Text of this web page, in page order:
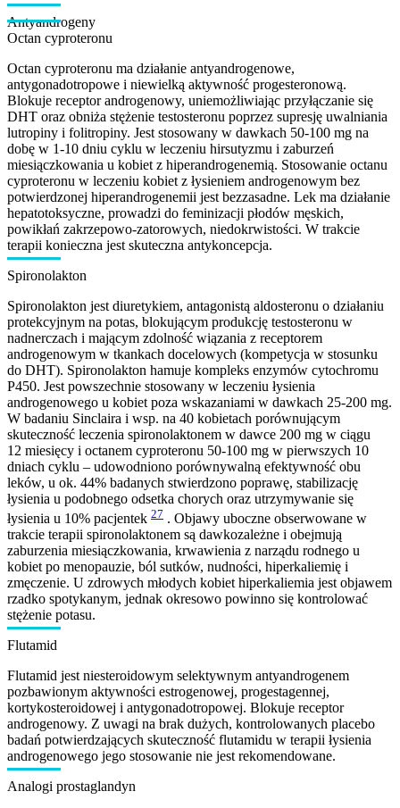
Antyandrogeny
Octan cyproteronu
Octan cyproteronu ma działanie antyandrogenowe,
antygonadotropowe i niewielką aktywność progesteronową.
Blokuje receptor androgenowy, uniemożliwiając przyłączanie się
DHT oraz obniża stężenie testosteronu poprzez supresję uwalniania
lutropiny i folitropiny. Jest stosowany w dawkach 50-100 mg na
dobę w 1-10 dniu cyklu w leczeniu hirsutyzmu i zaburzeń
miesiączkowania u kobiet z hiperandrogenemią. Stosowanie octanu
cyproteronu w leczeniu kobiet z łysieniem androgenowym bez
potwierdzonej hiperandrogenemii jest bezzasadne. Lek ma działanie
hepatotoksyczne, prowadzi do feminizacji płodów męskich,
powikłań zakrzepowo-zatorowych, niedokrwistości. W trakcie
terapii konieczna jest skuteczna antykoncepcja.
Spironolakton
Spironolakton jest diuretykiem, antagonistą aldosteronu o działaniu
protekcyjnym na potas, blokującym produkcję testosteronu w
nadnerczach i mającym zdolność wiązania z receptorem
androgenowym w tkankach docelowych (kompetycja w stosunku
do DHT). Spironolakton hamuje kompleks enzymów cytochromu
P450. Jest powszechnie stosowany w leczeniu łysienia
androgenowego u kobiet poza wskazaniami w dawkach 25-200 mg.
W badaniu Sinclaira i wsp. na 40 kobietach porównującym
skuteczność leczenia spironolaktonem w dawce 200 mg w ciągu
12 miesięcy i octanem cyproteronu 50-100 mg w pierwszych 10
dniach cyklu – udowodniono porównywalną efektywność obu
leków, u ok. 44% badanych stwierdzono poprawę, stabilizację
łysienia u podobnego odsetka chorych oraz utrzymywanie się
łysienia u 10% pacjentek 27 . Objawy uboczne obserwowane w
trakcie terapii spironolaktonem są dawkozależne i obejmują
zaburzenia miesiączkowania, krwawienia z narządu rodnego u
kobiet po menopauzie, ból sutków, nudności, hiperkaliemię i
zmęczenie. U zdrowych młodych kobiet hiperkaliemia jest objawem
rzadko spotykanym, jednak okresowo powinno się kontrolować
stężenie potasu.
Flutamid
Flutamid jest niesteroidowym selektywnym antyandrogenem
pozbawionym aktywności estrogenowej, progestagennej,
kortykosteroidowej i antygonadotropowej. Blokuje receptor
androgenowy. Z uwagi na brak dużych, kontrolowanych placebo
badań potwierdzających skuteczność flutamidu w terapii łysienia
androgenowego jego stosowanie nie jest rekomendowane.
Analogi prostaglandyn